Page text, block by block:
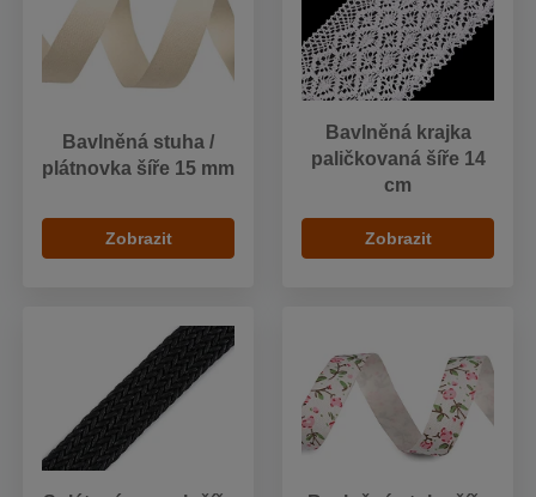
Bavlněná stuha /
plátnovka šíře 15 mm
Zobrazit
Bavlněná krajka
paličkovaná šíře 14
cm
Zobrazit